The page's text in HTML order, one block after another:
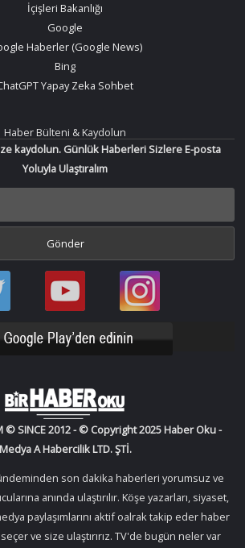
İçişleri Bakanlığı
Google
Haberler (Google News)
Bing
Yapay Zeka Sohbet
Haber Bülteni & Kaydolun
kaydolun. Günlük Haberleri Sizlere E-posta
Yoluyla Ulaştıralım
Bir
Haber
YouTube
Bir
Haber
Instagram
© SINCE 2012 - © Copyright 2025 Haber Oku -
Medya A Habercilik LTD. ŞTİ.
son dakika haberleri yorumsuz ve
anında ulaştırılır. Köşe yazarları, siyaset,
paylaşımlarını aktif oalrak takip eder haber
ve size ulaştırırız. TV'de bugün neler var